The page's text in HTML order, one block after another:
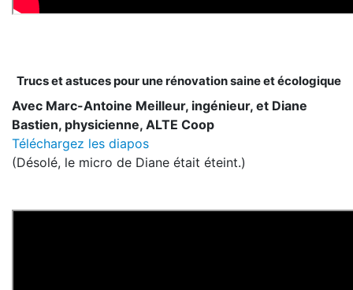
Trucs et astuces pour une rénovation saine et écologique
Avec Marc-Antoine Meilleur, ingénieur, et Diane
Bastien, physicienne, ALTE Coop
Téléchargez les diapos
(Désolé, le micro de Diane était éteint.)